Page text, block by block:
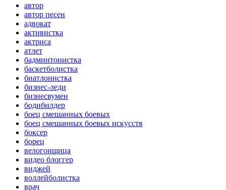
автор
автор песен
адвокат
активистка
актриса
атлет
бадминтонистка
баскетболистка
биатлонистка
бизнес-леди
бизнесвумен
бодибилдер
боец смешанных боевых
боец смешанных боевых искусств
боксер
борец
велогонщица
видео блоггер
виджей
воллейболистка
врач